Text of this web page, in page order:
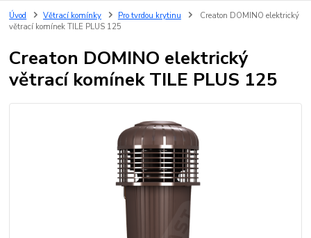
Úvod Větrací komínky Pro tvrdou krytinu
Creaton DOMINO elektrický
větrací komínek TILE PLUS 125
Creaton DOMINO elektrický
větrací komínek TILE PLUS 125